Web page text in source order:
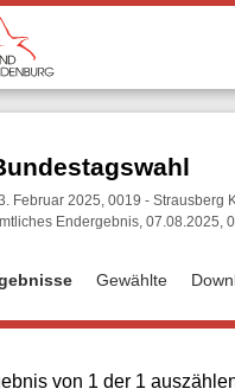
Februar 2025, 0019 - Strausberg
Endergebnis, 07.08.2025,
Gewählte
von 1 der 1